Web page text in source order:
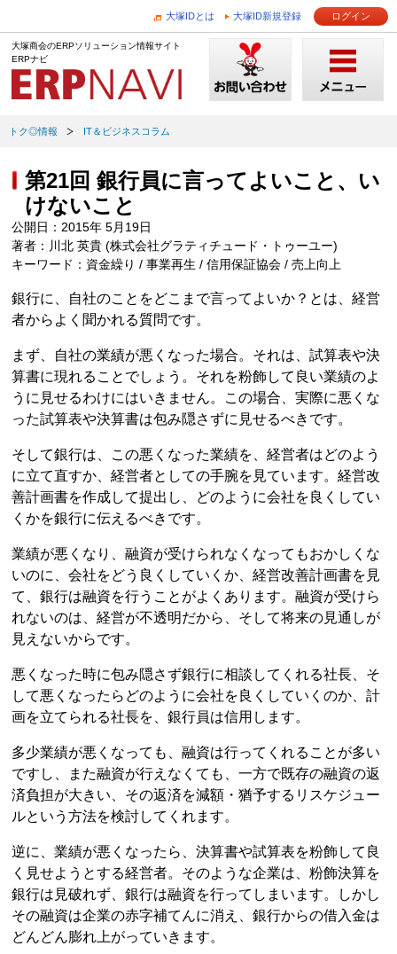
大塚IDとは 大塚ID新規登録 ログイン
大塚商会のERPソリューション情報サイト
ERPナビ
トク◎情報 IT＆ビジネスコラム
第21回 銀行員に言ってよいこと、い
けないこと
公開日：2015年 5月19日
著者：川北 英貴 (株式会社グラティチュード・トゥーユー)
キーワード：資金繰り / 事業再生 / 信用保証協会 / 売上向上
銀行に、自社のことをどこまで言ってよいか？とは、経営
者からよく聞かれる質問です。
まず、自社の業績が悪くなった場合。それは、試算表や決
算書に現れることでしょう。それを粉飾して良い業績のよ
うに見せるわけにはいきません。この場合、実際に悪くな
った試算表や決算書は包み隠さずに見せるべきです。
そして銀行は、この悪くなった業績を、経営者はどのよう
に立て直すか、経営者としての手腕を見ています。経営改
善計画書を作成して提出し、どのように会社を良くしてい
くかを銀行に伝えるべきです。
業績が悪くなり、融資が受けられなくなってもおかしくな
いのに、会社をどう良くしていくか、経営改善計画書を見
て、銀行は融資を行うことがよくあります。融資が受けら
れないのは、経営が不透明だから、そして将来の見通しが
見えないからです。
悪くなった時に包み隠さず銀行に相談してくれる社長、そ
して悪くなったらどのように会社を良くしていくのか、計
画を立てられる社長を、銀行員は信用します。
多少業績が悪くなっても、融資は行ってくれることが多い
ですし、また融資が行えなくても、一方で既存の融資の返
済負担が大きい、その返済を減額・猶予するリスケジュー
ルという方法を検討してくれます。
逆に、業績が悪くなったら、決算書や試算表を粉飾して良
く見せようとする経営者。そのような企業は、粉飾決算を
銀行は見破れず、銀行は融資を行ってしまいます。しかし
その融資は企業の赤字補てんに消え、銀行からの借入金は
どんどん膨れ上がっていきます。